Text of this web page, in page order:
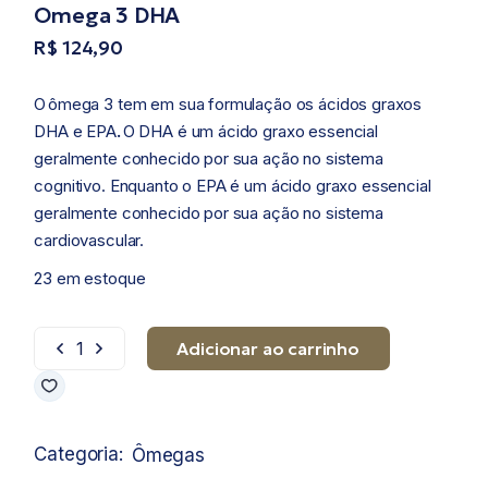
Omega 3 DHA
R$ 124,90
Oômega 3 tem em sua formulação os ácidos graxos
DHA e EPA.O DHA é um ácido graxo essencial
geralmente conhecido por sua ação no sistema
cognitivo. Enquanto o EPA é um ácido graxo essencial
geralmente conhecido por sua ação no sistema
cardiovascular.
23 em estoque
Omega 3 DHA quantidadeAdicionar ao carrinho
Categoria: Ômegas